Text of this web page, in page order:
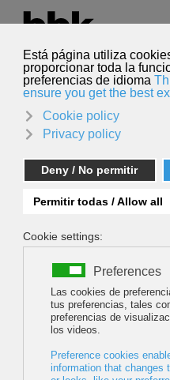
Seleccione su idioma
Español
Sandra Ducasse